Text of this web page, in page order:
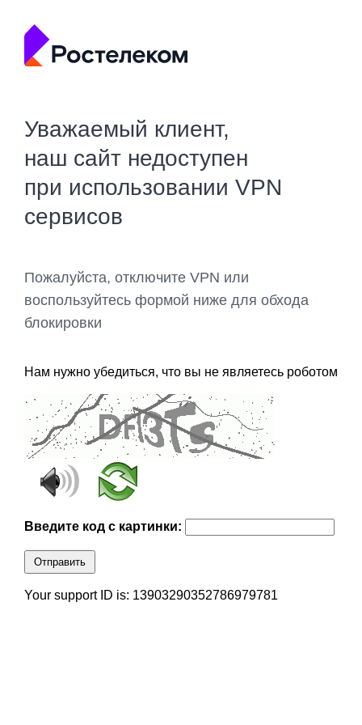
Уважаемый клиент,
наш сайт недоступен
при использовании VPN
сервисов
Пожалуйста, отключите VPN или
воспользуйтесь формой ниже для обхода
блокировки
Нам нужно убедиться, что вы не являетесь роботом
Введите код с картинки:
Отправить
Your support ID is: 13903290352786979781